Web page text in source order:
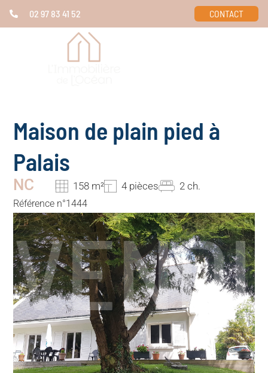
02 97 83 41 52 CONTACT
Maison de plain pied à
Palais
NC 158 m² 4 pièces 2 ch.
Référence n°1444